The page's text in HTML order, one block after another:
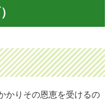
かりその恩恵を受けるの